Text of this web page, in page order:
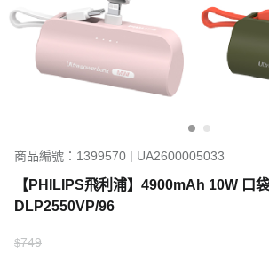
商品編號：1399570 | UA2600005033
【PHILIPS飛利浦】4900mAh 10W 口
DLP2550VP/96
$749